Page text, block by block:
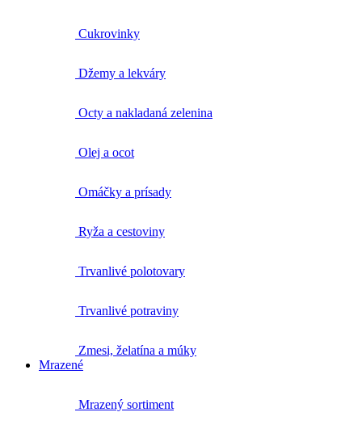
Cukrovinky
Džemy a lekváry
Octy a nakladaná zelenina
Olej a ocot
Omáčky a prísady
Ryža a cestoviny
Trvanlivé polotovary
Trvanlivé potraviny
Zmesi, želatína a múky
Mrazené
Mrazený sortiment